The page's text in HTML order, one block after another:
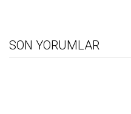
SON YORUMLAR